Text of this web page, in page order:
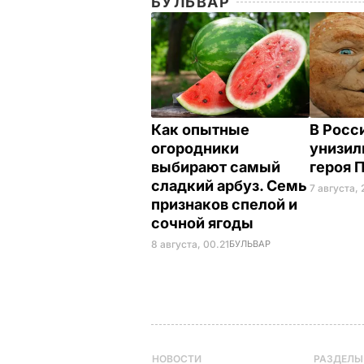
Как опытные
огородники
выбирают самый
сладкий арбуз. Семь
признаков спелой и
сочной ягоды
8 августа, 00.21БУЛЬВАР
В
героя
7 августа,
НОВОСТИ РАЗДЕЛЫ